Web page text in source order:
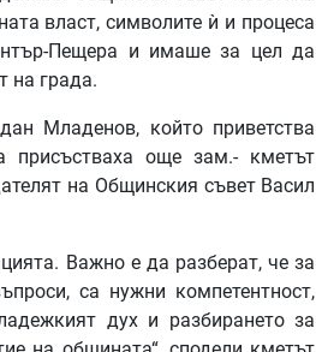
власт, символите ѝ и процеса
Пещера и имаше за цел да
на града.
Младенов, който приветства
присъстваха още зам.- кметът
на Общинския съвет Васил
Важно е да разберат, че за
са нужни компетентност,
дух и разбирането за